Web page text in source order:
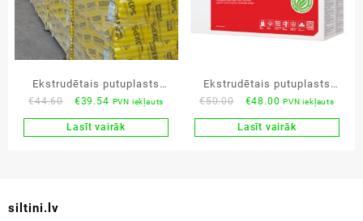
Ekstrudētais putuplasts
Hoch XPS300 100mm
€44.60
Original
price
was:
€39.54Current
price
is:
PVN iekļauts
Lasīt vairāk
Ekstrudētais putuplasts
20mm paka: 15m²
€50.00
Original
price
was:
€48.00 Current
price
is:
PVN iekļauts
Lasīt vairāk
siltini.lv